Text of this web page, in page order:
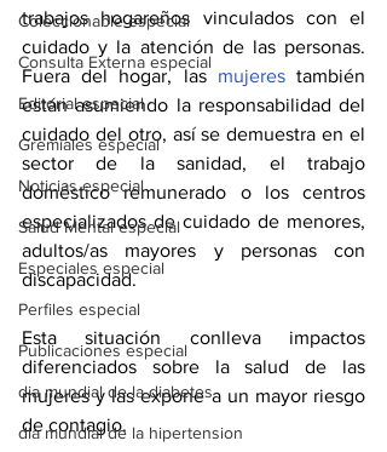
Coleccionable especial
Consulta Externa especial
Editorial especial
Gremiales especial
Noticias especial
Salud Mental especial
Especiales especial
Perfiles especial
Publicaciones especial
dia mundial de la diabetes
dia mundial de la hipertension
trabajos hogareños vinculados con el
cuidado y la atención de las personas.
Fuera del hogar, las mujeres también
están asumiendo la responsabilidad del
cuidado del otro, así se demuestra en el
sector de la sanidad, el trabajo
doméstico remunerado o los centros
especializados de cuidado de menores,
adultos/as mayores y personas con
discapacidad.
Esta situación conlleva impactos
diferenciados sobre la salud de las
mujeres y las expone a un mayor riesgo
de contagio.